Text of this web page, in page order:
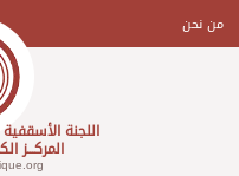
contentمن نحن
اللجنة
المركـــز